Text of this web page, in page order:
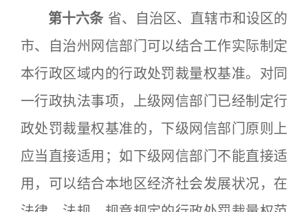
第十六条 省、自治区、直辖市和设区的
市、自治州网信部门可以结合工作实际制定
本行政区域内的行政处罚裁量权基准。对同
一行政执法事项，上级网信部门已经制定行
政处罚裁量权基准的，下级网信部门原则上
应当直接适用；如下级网信部门不能直接适
用，可以结合本地区经济社会发展状况，在